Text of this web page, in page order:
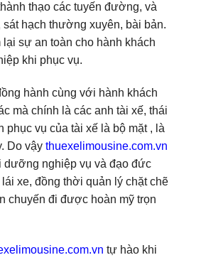
thạo các tuyến đường, và
hạch thường xuyên, bài bản.
sự an toàn cho hành khách
khi phục vụ.
hành cùng với hành khách
mà chính là các anh tài xế, thái
phục vụ của tài xế là bộ mặt , là
Do vậy thuexelimousine.com.vn
dưỡng nghiệp vụ và đạo đức
xe, đồng thời quản lý chặt chẽ
chuyến đi được hoàn mỹ trọn
tự hào khi